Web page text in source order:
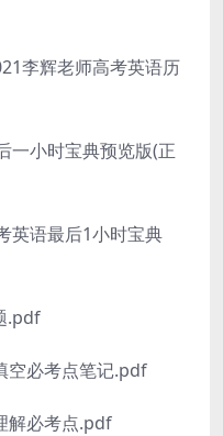
李辉老师高考英语历
小时宝典预览版(正
语最后1小时宝典
.pdf
必考点笔记.pdf
必考点.pdf